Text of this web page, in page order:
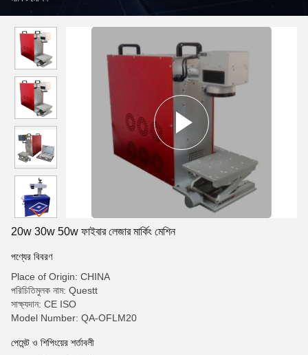
20w 30w 50w ফাইবার লেজার মার্কিং মেশিন
পণ্যের বিবরণ
Place of Origin: CHINA
পরিচিতিমুলক নাম: Questt
সাক্ষ্যদান: CE ISO
Model Number: QA-OFLM20
পেমেন্ট ও শিপিংয়ের শর্তাবলী